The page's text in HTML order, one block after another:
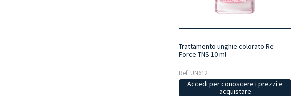
Trattamento unghie colorato Re-
Force TNS 10 ml
Ref: UN612
Accedi per conoscere i prezzi e
acquistare